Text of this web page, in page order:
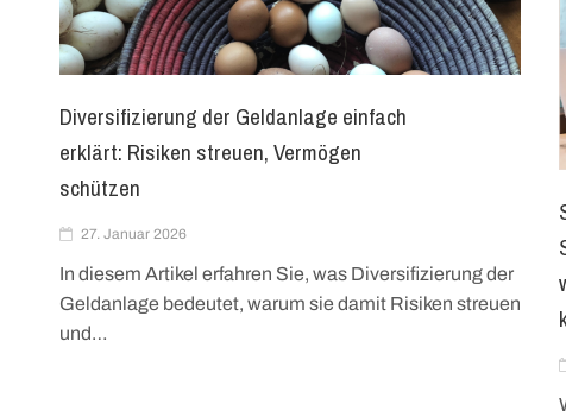
Diversifizierung der Geldanlage einfach
erklärt: Risiken streuen, Vermögen
schützen
27. Januar 2026
In diesem Artikel erfahren Sie, was Diversifizierung der
Geldanlage bedeutet, warum sie damit Risiken streuen
und…